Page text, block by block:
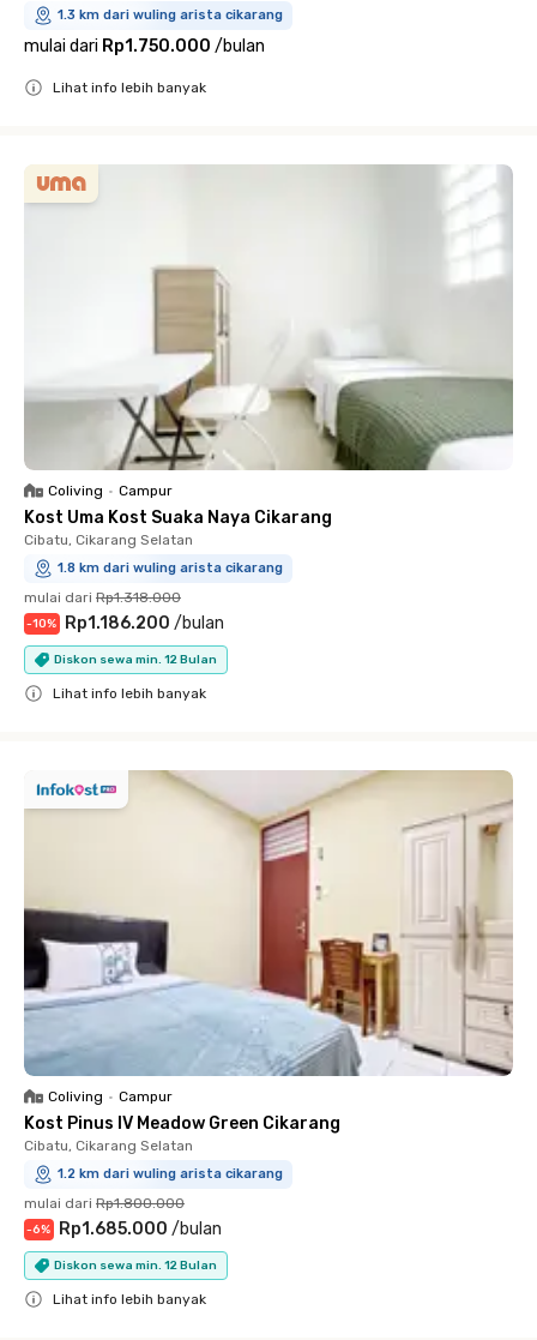
1.3 km dari wuling arista cikarang
mulai dari Rp1.750.000 /bulan
Lihat info lebih banyak
Coliving • Campur
Kost Uma Kost Suaka Naya Cikarang
Cibatu, Cikarang Selatan
1.8 km dari wuling arista cikarang
mulai dari Rp1.318.000
-10% Rp1.186.200 /bulan
Diskon sewa min. 12 Bulan
Lihat info lebih banyak
Coliving • Campur
Kost Pinus IV Meadow Green Cikarang
Cibatu, Cikarang Selatan
1.2 km dari wuling arista cikarang
mulai dari Rp1.800.000
-6% Rp1.685.000 /bulan
Diskon sewa min. 12 Bulan
Lihat info lebih banyak